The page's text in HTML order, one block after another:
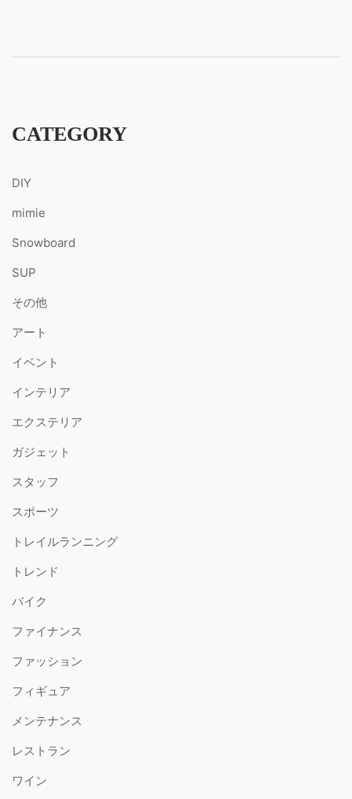
CATEGORY
DIY
mimie
Snowboard
SUP
その他
アート
イベント
インテリア
エクステリア
ガジェット
スタッフ
スポーツ
トレイルランニング
トレンド
バイク
ファイナンス
ファッション
フィギュア
メンテナンス
レストラン
ワイン